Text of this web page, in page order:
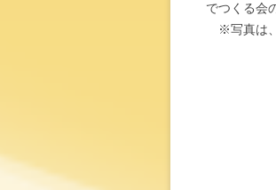
でつくる会
※写真は、